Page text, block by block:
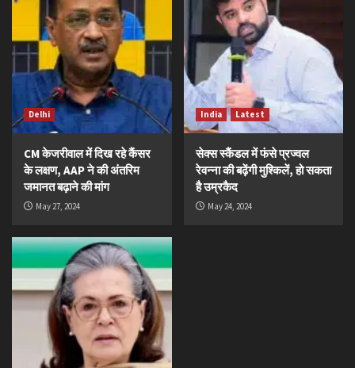
Delhi
CM केजरीवाल में दिख रहे कैंसर
के लक्षण, AAP ने की अंतरिम
जमानत बढ़ाने की मांग
May 27, 2024
India Latest
सेक्स स्कैंडल में फंसे प्रज्वल
रेवन्ना की बढ़ेंगी मुश्किलें, हो सकता
है उम्रकैद
May 24, 2024